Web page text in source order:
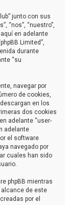
junto con sus
“nos”, “nuestro”,
aquí en adelante
Limited”,
durante
“su
navegar por
de cookies,
en los
dos cookies
adelante “user-
adelante
el software
navegado por
cuales han sido
phpBB mientras
alcance de este
por el